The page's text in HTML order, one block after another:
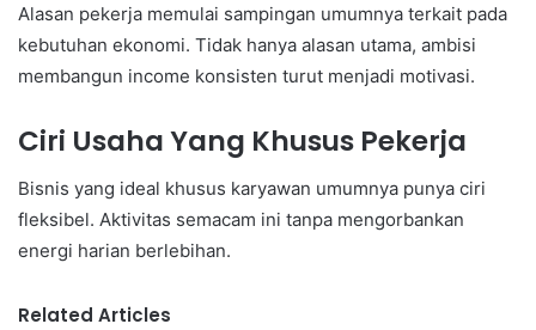
Alasan pekerja memulai sampingan umumnya terkait pada
kebutuhan ekonomi. Tidak hanya alasan utama, ambisi
membangun income konsisten turut menjadi motivasi.
Ciri Usaha Yang Khusus Pekerja
Bisnis yang ideal khusus karyawan umumnya punya ciri
fleksibel. Aktivitas semacam ini tanpa mengorbankan
energi harian berlebihan.
Related Articles